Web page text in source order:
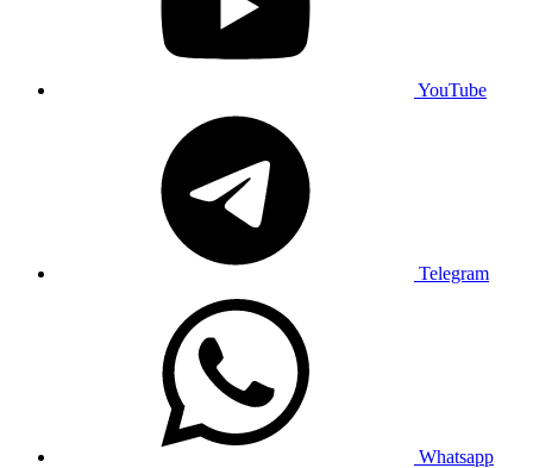
YouTube
Telegram
Whatsapp